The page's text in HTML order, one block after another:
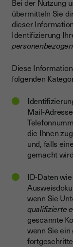
Bei der Nutzung
übermitteln Sie
dieser
Identifizierung
Diese
folgenden
Mail-
die Ihnen
und, falls
gemacht
ID-Daten
wenn Sie
qualifizierte
gescannte
wenn Sie